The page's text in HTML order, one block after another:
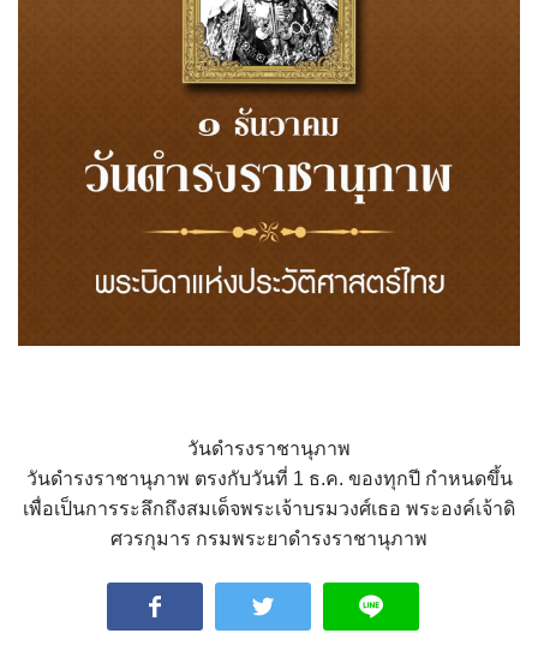
BOOK NOW
วันดำรงราชานุภาพ
วันดำรงราชานุภาพ ตรงกับวันที่ 1 ธ.ค. ของทุกปี กำหนดขึ้น
เพื่อเป็นการระลึกถึงสมเด็จพระเจ้าบรมวงศ์เธอ พระองค์เจ้าดิ
ศวรกุมาร กรมพระยาดำรงราชานุภาพ